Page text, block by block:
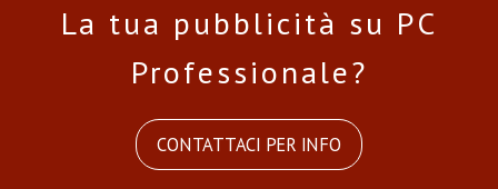
La tua pubblicità su PC
Professionale?
CONTATTACI PER INFO